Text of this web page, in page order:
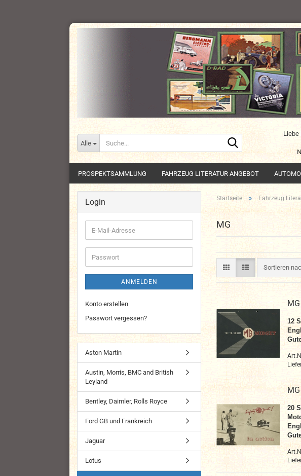
Alle
Suche...
Liebe
PROSPEKTSAMMLUNG FAHRZEUG LITERATUR ANGEBOT
Startseite » Fahrzeug
MG
Sortieren
Sortieren
12
20
Login
E-
Mail-
Adresse
Passwort
ANMELDEN
Konto erstellen
Passwort vergessen?
Aston Martin
Austin, Morris, BMC and British
Leyland
Bentley, Daimler, Rolls Royce
Ford GB und Frankreich
Jaguar
Lotus